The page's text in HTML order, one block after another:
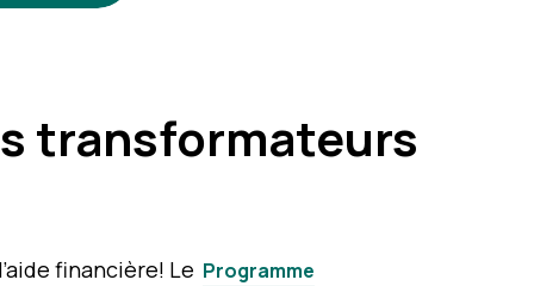
transformateurs
financière! Le Programme